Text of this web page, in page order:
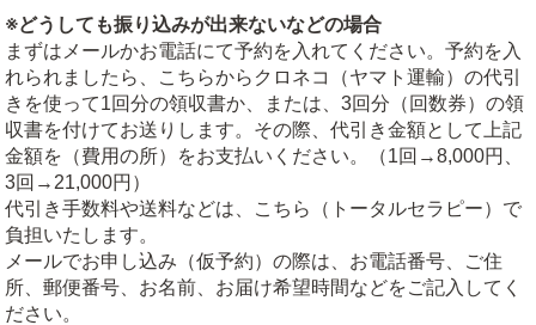
※どうしても振り込みが出来ないなどの場合
まずはメールかお電話にて予約を入れてください。予約を入
れられましたら、こちらからクロネコ（ヤマト運輸）の代引
きを使って1回分の領収書か、または、3回分（回数券）の領
収書を付けてお送りします。その際、代引き金額として上記
金額を（費用の所）をお支払いください。（1回→8,000円、
3回→21,000円）
代引き手数料や送料などは、こちら（トータルセラピー）で
負担いたします。
メールでお申し込み（仮予約）の際は、お電話番号、ご住
所、郵便番号、お名前、お届け希望時間などをご記入してく
ださい。